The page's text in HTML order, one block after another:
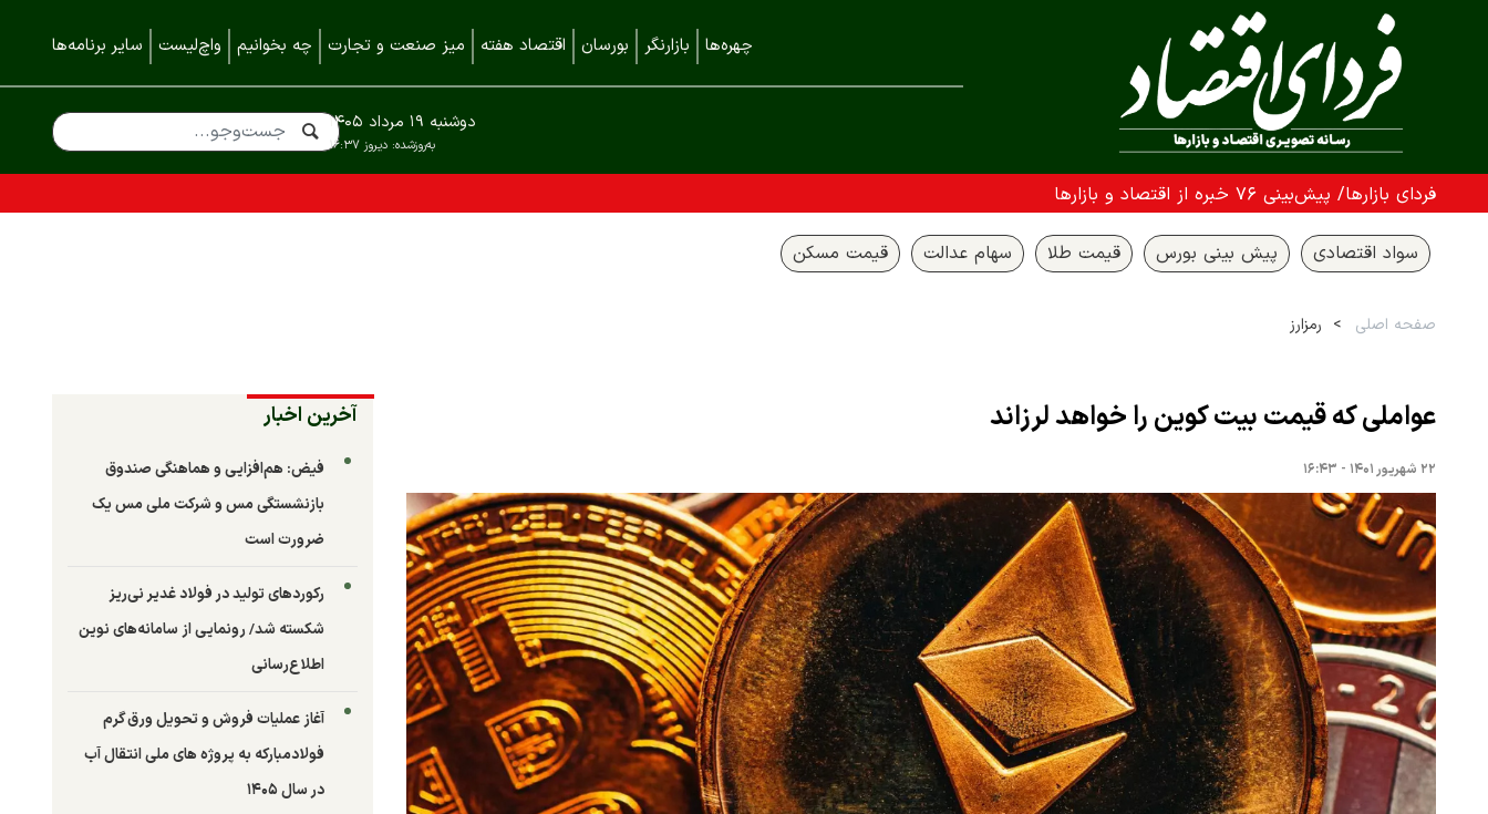
چهره‌ها بازارنگر بورسان اقتصاد هفته میز صنعت و تجارت چه بخوانیم واچ‌لیست سایر برنامه‌ها
به‌روزشده: دیروز ۱۶:۳۷
دوشنبه ۱۹ مرداد ۱۴۰۵
فردای بازارها/ پیش‌بینی ۷۶ خبره از اقتصاد و بازارها
سواد اقتصادی پیش بینی بورس قیمت طلا سهام عدالت قیمت مسکن
صفحه اصلی رمزارز
عواملی که قیمت بیت کوین را خواهد لرزاند
۲۲ شهریور ۱۴۰۱ - ۱۶:۴۳
آخرین اخبار
فیض: هم‌افزایی و هماهنگی صندوق
بازنشستگی مس و شرکت ملی مس یک
ضرورت است
رکوردهای تولید در فولاد غدیر نی‌ریز
شکسته شد/ رونمایی از سامانه‌های نوین
اطلاع‌رسانی
آغاز عملیات فروش و تحویل ورق گرم
فولادمبارکه به پروژه های ملی انتقال آب
در سال ۱۴۰۵